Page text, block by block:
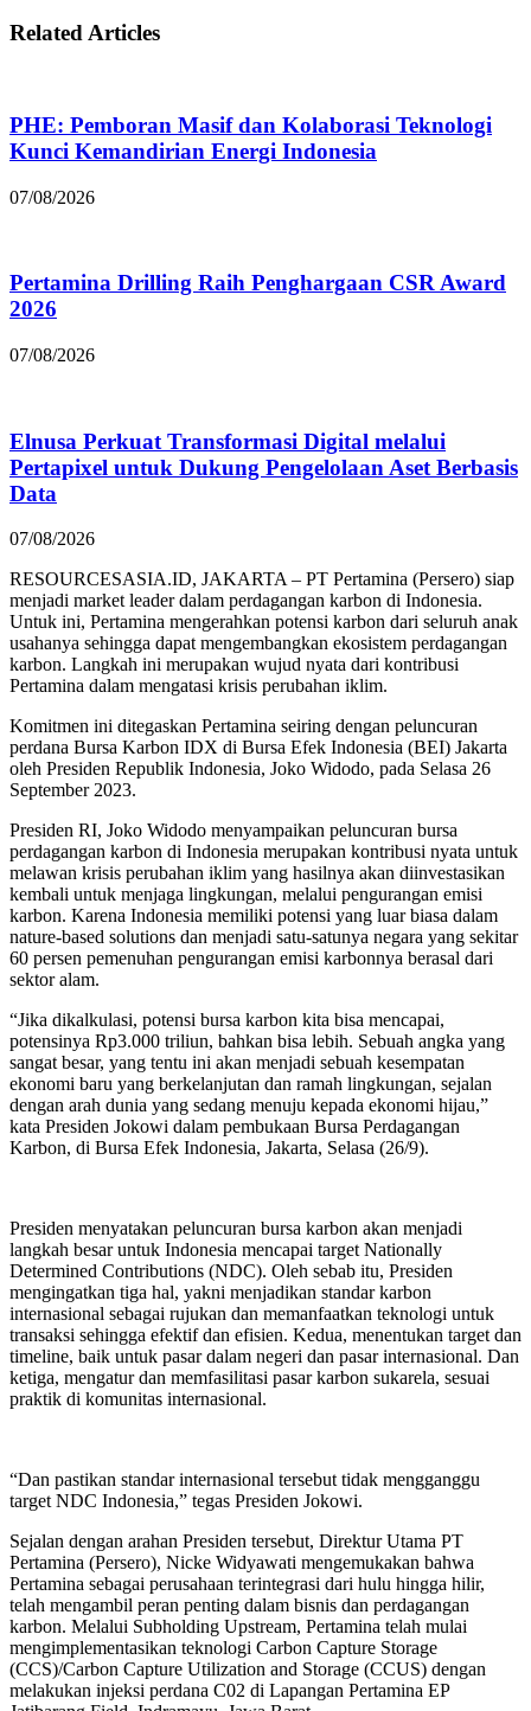
Related Articles
PHE: Pemboran Masif dan Kolaborasi Teknologi
Kunci Kemandirian Energi Indonesia
07/08/2026
Pertamina Drilling Raih Penghargaan CSR Award
2026
07/08/2026
Elnusa Perkuat Transformasi Digital melalui
Pertapixel untuk Dukung Pengelolaan Aset Berbasis
Data
07/08/2026
RESOURCESASIA.ID, JAKARTA – PT Pertamina (Persero) siap
menjadi market leader dalam perdagangan karbon di Indonesia.
Untuk ini, Pertamina mengerahkan potensi karbon dari seluruh anak
usahanya sehingga dapat mengembangkan ekosistem perdagangan
karbon. Langkah ini merupakan wujud nyata dari kontribusi
Pertamina dalam mengatasi krisis perubahan iklim.
Komitmen ini ditegaskan Pertamina seiring dengan peluncuran
perdana Bursa Karbon IDX di Bursa Efek Indonesia (BEI) Jakarta
oleh Presiden Republik Indonesia, Joko Widodo, pada Selasa 26
September 2023.
Presiden RI, Joko Widodo menyampaikan peluncuran bursa
perdagangan karbon di Indonesia merupakan kontribusi nyata untuk
melawan krisis perubahan iklim yang hasilnya akan diinvestasikan
kembali untuk menjaga lingkungan, melalui pengurangan emisi
karbon. Karena Indonesia memiliki potensi yang luar biasa dalam
nature-based solutions dan menjadi satu-satunya negara yang sekitar
60 persen pemenuhan pengurangan emisi karbonnya berasal dari
sektor alam.
“Jika dikalkulasi, potensi bursa karbon kita bisa mencapai,
potensinya Rp3.000 triliun, bahkan bisa lebih. Sebuah angka yang
sangat besar, yang tentu ini akan menjadi sebuah kesempatan
ekonomi baru yang berkelanjutan dan ramah lingkungan, sejalan
dengan arah dunia yang sedang menuju kepada ekonomi hijau,”
kata Presiden Jokowi dalam pembukaan Bursa Perdagangan
Karbon, di Bursa Efek Indonesia, Jakarta, Selasa (26/9).
Presiden menyatakan peluncuran bursa karbon akan menjadi
langkah besar untuk Indonesia mencapai target Nationally
Determined Contributions (NDC). Oleh sebab itu, Presiden
mengingatkan tiga hal, yakni menjadikan standar karbon
internasional sebagai rujukan dan memanfaatkan teknologi untuk
transaksi sehingga efektif dan efisien. Kedua, menentukan target dan
timeline, baik untuk pasar dalam negeri dan pasar internasional. Dan
ketiga, mengatur dan memfasilitasi pasar karbon sukarela, sesuai
praktik di komunitas internasional.
“Dan pastikan standar internasional tersebut tidak mengganggu
target NDC Indonesia,” tegas Presiden Jokowi.
Sejalan dengan arahan Presiden tersebut, Direktur Utama PT
Pertamina (Persero), Nicke Widyawati mengemukakan bahwa
Pertamina sebagai perusahaan terintegrasi dari hulu hingga hilir,
telah mengambil peran penting dalam bisnis dan perdagangan
karbon. Melalui Subholding Upstream, Pertamina telah mulai
mengimplementasikan teknologi Carbon Capture Storage
(CCS)/Carbon Capture Utilization and Storage (CCUS) dengan
melakukan injeksi perdana C02 di Lapangan Pertamina EP